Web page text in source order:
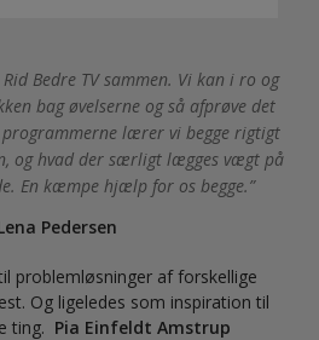
Bedre TV sammen. Vi kan i ro og
bag øvelserne og så afprøve det
programmerne lærer vi begge rigtigt
og hvad der særligt lægges vægt på
En kæmpe hjælp for os begge.
Pedersen
problemløsninger af forskellige
Og ligeledes som inspiration til
ting. Pia Einfeldt Amstrup